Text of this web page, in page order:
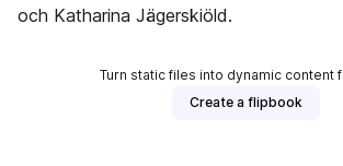
och Katharina Jägerskiöld.
Turn static files into dynamic content
Create a flipbook